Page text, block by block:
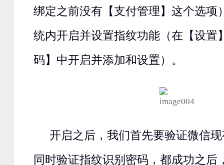
绑定之前没有【支付管理】这个选项
统内开启并设置指纹功能（在【设
码】中开启并添加和设置）。
开启之后，我们首先要验证微信
同时验证指纹识别密码，都成功之后